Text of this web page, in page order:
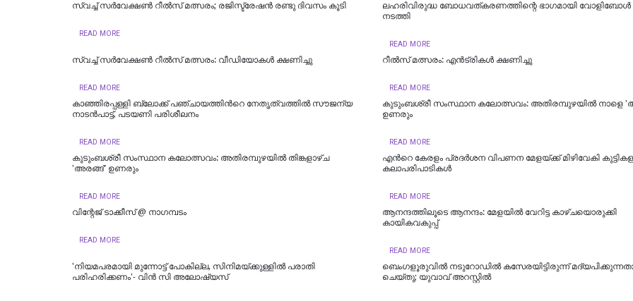
സ്വച്ച് സർവേക്ഷൺ റീൽസ് മത്സരം; രജിസ്ട്രേഷൻ രണ്ടു ദിവസം കൂടി
READ MORE
ലഹരിവിരുദ്ധ ബോധവത്കരണത്തിന്റെ ഭാഗമായി വോളിബോൾ
നടത്തി
READ MORE
സ്വച്ച് സർവേക്ഷൺ റീൽസ് മത്സരം: വീഡിയോകള്‍ ക്ഷണിച്ചു
READ MORE
റീല്‍സ് മത്സരം: എന്‍ട്രികള്‍ ക്ഷണിച്ചു
READ MORE
കാഞ്ഞിരപ്പള്ളി ബ്ലോക്ക് പഞ്ചായത്തിന്‍റെ നേതൃത്വത്തില്‍ സൗജന്യ
നാടൻപാട്ട്, പടയണി പരിശീലനം
READ MORE
കുടുംബശ്രീ സംസ്ഥാന കലോത്സവം: അതിരമ്പുഴയില്‍ നാളെ
ഉണരും
READ MORE
കുടുംബശ്രീ സംസ്ഥാന കലോത്സവം: അതിരമ്പുഴയില്‍ തിങ്കളാഴ്ച
'അരങ്ങ്' ഉണരും
READ MORE
എന്‍റെ കേരളം പ്രദര്‍ശന വിപണന മേളയ്ക്ക് മിഴിവേകി
കലാപരിപാടികള്‍
READ MORE
വിന്റേജ് ടാക്കീസ് @ നാഗമ്പടം
READ MORE
ആനന്ദത്തിലൂടെ ആനന്ദം: മേളയിൽ വേറിട്ട കാഴ്ചയൊരുക്കി
കായികവകുപ്പ്
READ MORE
'നിയമപരമായി മുന്നോട്ട് പോകില്ല, സിനിമയ്ക്കുള്ളിൽ പരാതി
പരിഹരിക്കണം'- വിൻ സി അലോഷ്യസ്
ബെംഗളൂരുവിൽ നടുറോഡിൽ കസേരയിട്ടിരുന്ന്
ചെയ്തു; യുവാവ് അറസ്റ്റിൽ